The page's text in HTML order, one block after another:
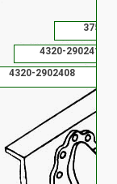
375-
4320-2902408
4320-2902413